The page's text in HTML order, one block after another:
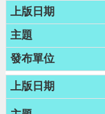
關
資
料
回
首
頁